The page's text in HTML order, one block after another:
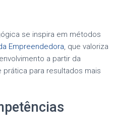
se inspira em métodos
Empreendedora, que valoriza
a partir da
prática para resultados mais